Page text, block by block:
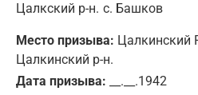
Цалкский р-н. с. Башков
Место призыва: Цалкинский
Цалкинский р-н.
Дата призыва: __.__.1942